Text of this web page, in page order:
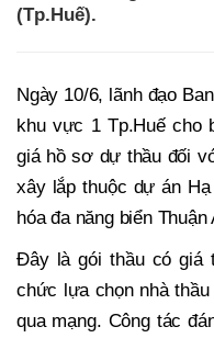
(Tp.Huế).
Ngày 10/6, lãnh đạo
khu vực 1 Tp.Huế cho
giá hồ sơ dự thầu đối
xây lắp thuộc dự án
hóa đa năng biển Thuận
Đây là gói thầu có giá
chức lựa chọn nhà
qua mạng. Công tác